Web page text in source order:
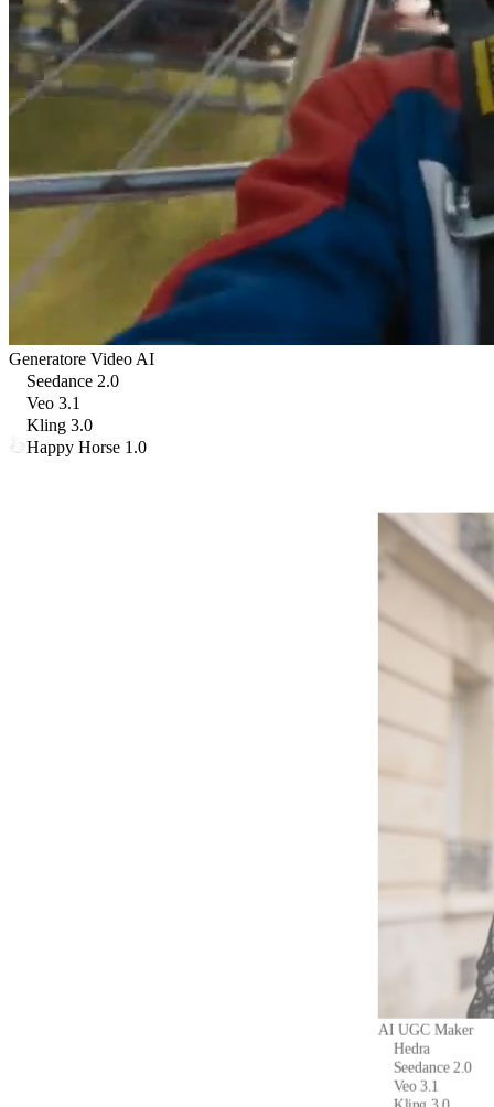
Generatore Video AI
Seedance 2.0
Veo 3.1
Kling 3.0
Happy Horse 1.0
AI UGC Maker
Hedra
Seedance 2.0
Veo 3.1